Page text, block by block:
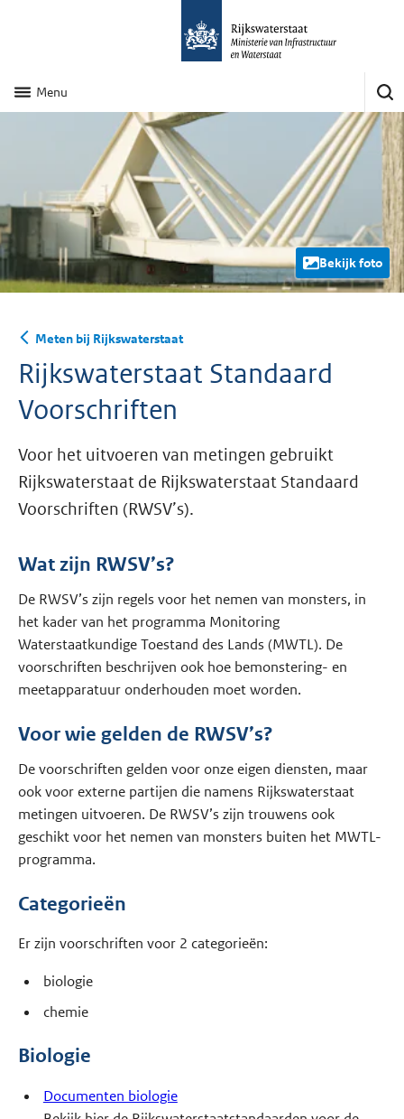
Menu
Bekijk foto
Meten bij Rijkswaterstaat
Rijkswaterstaat Standaard
Voorschriften
Voor het uitvoeren van metingen gebruikt
Rijkswaterstaat de Rijkswaterstaat Standaard
Voorschriften (RWSV’s).
Wat zijn RWSV’s?
De RWSV’s zijn regels voor het nemen van monsters, in
het kader van het programma Monitoring
Waterstaatkundige Toestand des Lands (MWTL). De
voorschriften beschrijven ook hoe bemonstering- en
meetapparatuur onderhouden moet worden.
Voor wie gelden de RWSV’s?
De voorschriften gelden voor onze eigen diensten, maar
ook voor externe partijen die namens Rijkswaterstaat
metingen uitvoeren. De RWSV’s zijn trouwens ook
geschikt voor het nemen van monsters buiten het MWTL-
programma.
Categorieën
Er zijn voorschriften voor 2 categorieën:
biologie
chemie
Biologie
Documenten biologie